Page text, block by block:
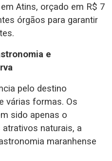
Atins, orçado em R$ 7
órgãos para garantir
e
pelo destino
várias formas. Os
sido apenas o
naturais, a
maranhense